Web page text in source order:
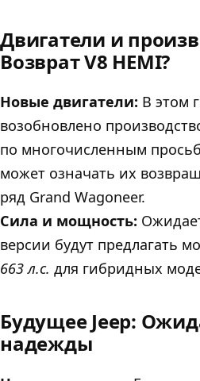
Двигатели и
Возврат V8 HEMI?
Новые двигатели: В этом
возобновлено
по многочисленным
может означать их
ряд Grand Wagoneer.
Сила и мощность:
версии будут предлагать
663 л.с. для гибридных
Будущее Jeep:
надежды